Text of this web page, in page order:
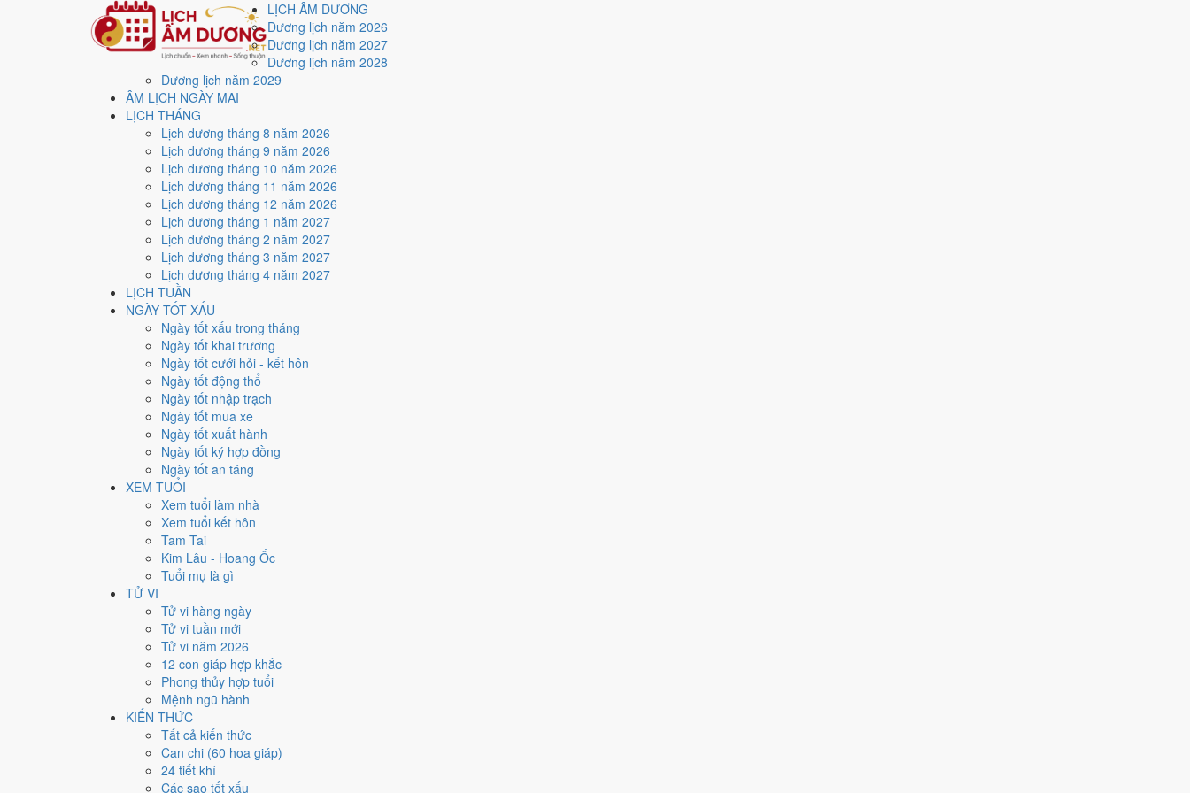
LỊCH ÂM DƯƠNG
Dương lịch năm 2026
Dương lịch năm 2027
Dương lịch năm 2028
Dương lịch năm 2029
ÂM LỊCH NGÀY MAI
LỊCH THÁNG
Lịch dương tháng 8 năm 2026
Lịch dương tháng 9 năm 2026
Lịch dương tháng 10 năm 2026
Lịch dương tháng 11 năm 2026
Lịch dương tháng 12 năm 2026
Lịch dương tháng 1 năm 2027
Lịch dương tháng 2 năm 2027
Lịch dương tháng 3 năm 2027
Lịch dương tháng 4 năm 2027
LỊCH TUẦN
NGÀY TỐT XẤU
Ngày tốt xấu trong tháng
Ngày tốt khai trương
Ngày tốt cưới hỏi - kết hôn
Ngày tốt động thổ
Ngày tốt nhập trạch
Ngày tốt mua xe
Ngày tốt xuất hành
Ngày tốt ký hợp đồng
Ngày tốt an táng
XEM TUỔI
Xem tuổi làm nhà
Xem tuổi kết hôn
Tam Tai
Kim Lâu - Hoang Ốc
Tuổi mụ là gì
TỬ VI
Tử vi hàng ngày
Tử vi tuần mới
Tử vi năm 2026
12 con giáp hợp khắc
Phong thủy hợp tuổi
Mệnh ngũ hành
KIẾN THỨC
Tất cả kiến thức
Can chi (60 hoa giáp)
24 tiết khí
Các sao tốt xấu
Trang chủ
Lịch năm 1990
Tháng 3/1990
Ngày 28/3/1990 (Nhâm Thìn)
Xem ngày28/3/1990
Ngày 28/3/1990 dương lịch (Thứ Tư) là ngày 2/3/1990 âm lịch
với điểm trung bình 6.3/10 cho các việc quan trọng. Giờ Hoàng Đạo trong ngày:
Ngày Dương
Thứ Tư
Tháng 3 năm 1990
Tháng 3 âm năm 1990
Nhâm Thìn
Ngày Nhâm Thìn có Trực
thường ngày.
Thân, Tý, Dậuhợp ngày; tuổi
Ngày 28/3/1990 tốt hay xấu cho việc gì?
Ngày 28/3/1990 đạt6.3/10
nhưng gặp Sao Thanh Long hoàng đạo nên điểm từng việc chênh nhau như bảng dưới.
Cưới hỏi - đính hôn
Tốt